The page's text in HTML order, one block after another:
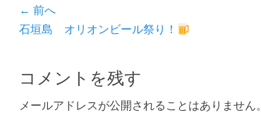
投
稿
ビ
ゲ
← 前へ
前
稿:
石垣島 オリオンビール祭り！
コメントを残す
メールアドレスが公開されることはありません。